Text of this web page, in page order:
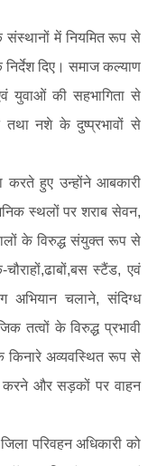
संस्थानों में नियमित रूप से
दिए। समाज कल्याण
युवाओं की सहभागिता से
तथा नशे के दुष्प्रभावों से
करते हुए उन्होंने आबकारी
स्थलों पर शराब सेवन,
के विरुद्ध संयुक्त रूप से
स्टैंड, एवं
अभियान चलाने, संदिग्ध
तत्वों के विरुद्ध प्रभावी
किनारे अव्यवस्थित रूप से
करने और सड़कों पर वाहन
परिवहन अधिकारी को